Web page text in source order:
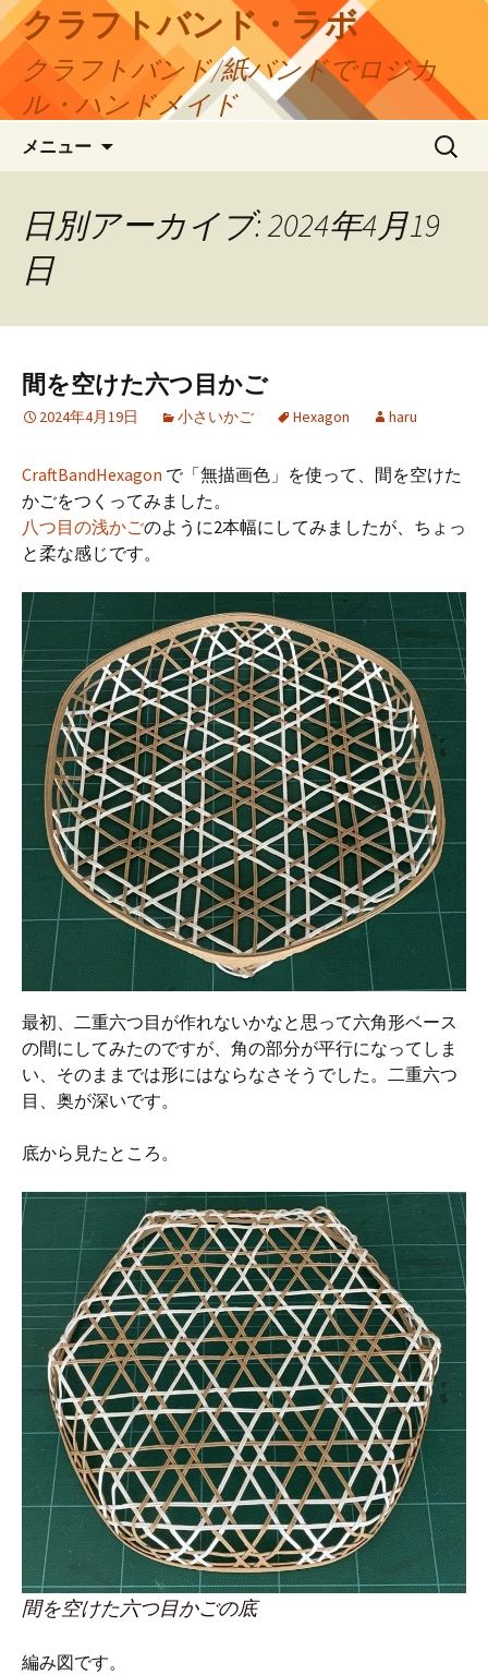
コ
ン
テ
ツ
ス
クラフトバンド・ラボ
クラフトバンド/紙バンドでロジカ
ル・ハンドメイド
メニュー
検
索:
日別アーカイブ: 2024年4月19
日
間を空けた六つ目かご
2024年4月19日 小さいかご Hexagon haru
CraftBandHexagon で「無描画色」を使って、間を空けた
かごをつくってみました。
八つ目の浅かごのように2本幅にしてみましたが、ちょっ
と柔な感じです。
最初、二重六つ目が作れないかなと思って六角形ベース
の間にしてみたのですが、角の部分が平行になってしま
い、そのままでは形にはならなさそうでした。二重六つ
目、奥が深いです。
底から見たところ。
間を空けた六つ目かごの底
編み図です。